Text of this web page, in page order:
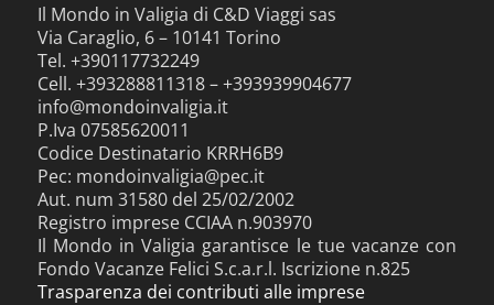
Il Mondo in Valigia di C&D Viaggi sas
Via Caraglio, 6 – 10141 Torino
Tel. +390117732249
Cell. +393288811318 – +393939904677
info@mondoinvaligia.it
P.Iva 07585620011
Codice Destinatario KRRH6B9
Pec: mondoinvaligia@pec.it
Aut. num 31580 del 25/02/2002
Registro imprese CCIAA n.903970
Il Mondo in Valigia garantisce le tue vacanze con
Fondo Vacanze Felici S.c.a.r.l. Iscrizione n.825
Trasparenza dei contributi alle imprese